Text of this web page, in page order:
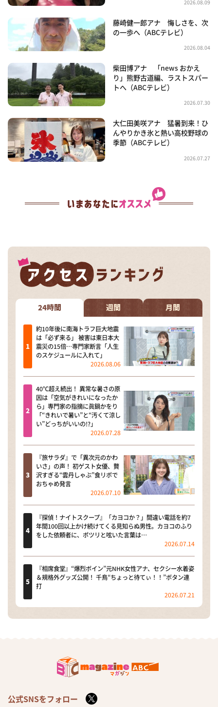
2026.08.09
藤崎健一郎アナ 悔しさを、次
の一歩へ（ABCテレビ）
2026.08.04
柴田博アナ 「news おかえ
り」熊野古道編、ラストスパー
トへ（ABCテレビ）
2026.07.30
大仁田美咲アナ 猛暑到来！ひ
んやりかき氷と熱い高校野球の
季節（ABCテレビ）
2026.07.27
24時間 週間 月間
約10年後に南海トラフ巨大地震
は「必ず来る」 被害は東日本大
震災の15倍…専門家断言「人生
のスケジュールに入れて」
2026.08.06
40℃超え続出！ 異常な暑さの原
因は「空気がきれいになったか
ら」専門家の指摘に眞鍋かをり
「“きれいで暑い”と“汚くて涼し
い”どっちがいいの!?」
2026.07.28
『旅サラダ』で「異次元のかわ
いさ」の声！ 初ゲスト女優、贅
沢すぎる“雲丹しゃぶ”食リポで
おちゃめ発言
2026.07.10
『探偵！ナイトスクープ』「カヨコか？」間違い電話を約7
年間100回以上かけ続けてくる見知らぬ男性。カヨコのふり
をした依頼者に、ポツリと呟いた言葉は…
2026.07.14
『相席食堂』“爆烈ボイン”元NHK女性アナ、セクシー水着姿
＆規格外グッズ公開！ 千鳥“ちょっと待てぃ！！”ボタン連
打
2026.07.21
公式SNSをフォロー